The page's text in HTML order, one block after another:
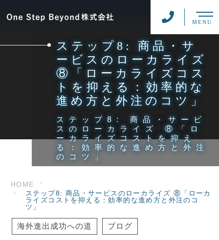
MENU
ステップ8: 商品・サ
ービスのローカライズ
⑧「ローカライズコス
トを抑える：効率的な
進め方と外注のコツ」
ステップ8: 商品・サービ
スのローカライズ ⑧「ロ
ーカライズコストを抑え
る：効率的な進め方と外注
のコツ」
HOME
ステップ8: 商品・サービスのローカライズ ⑧「ローカ
ライズコストを抑える：効率的な進め方と外注のコ
ツ」
海外進出成功への道 ブログ